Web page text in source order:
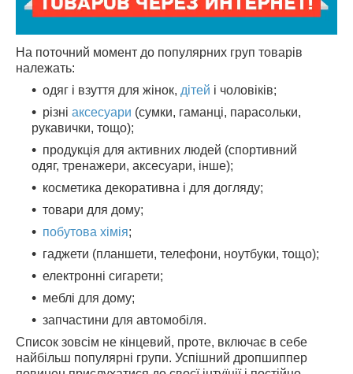
На поточний момент до популярних груп товарів
належать:
одяг і взуття для жінок, дітей і чоловіків;
різні аксесуари (сумки, гаманці, парасольки,
рукавички, тощо);
продукція для активних людей (спортивний
одяг, тренажери, аксесуари, інше);
косметика декоративна і для догляду;
товари для дому;
побутова хімія;
гаджети (планшети, телефони, ноутбуки, тощо);
електронні сигарети;
меблі для дому;
запчастини для автомобіля.
Список зовсім не кінцевий, проте, включає в себе
найбільш популярні групи. Успішний дропшиппер